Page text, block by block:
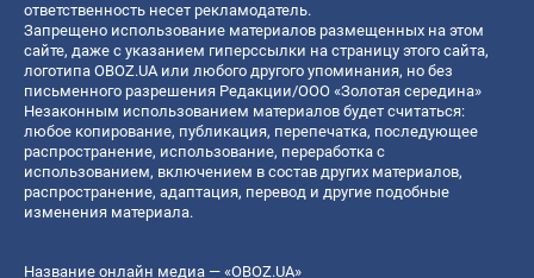
ответственность несет рекламодатель.
Запрещено использование материалов размещенных на этом
сайте, даже с указанием гиперссылки на страницу этого сайта,
логотипа OBOZ.UA или любого другого упоминания, но без
письменного разрешения Редакции/ООО «Золотая середина»
Незаконным использованием материалов будет считаться:
любое копирование, публикация, перепечатка, последующее
распространение, использование, переработка с
использованием, включением в состав других материалов,
распространение, адаптация, перевод и другие подобные
изменения материала.
Название онлайн медиа — «OBOZ.UA»